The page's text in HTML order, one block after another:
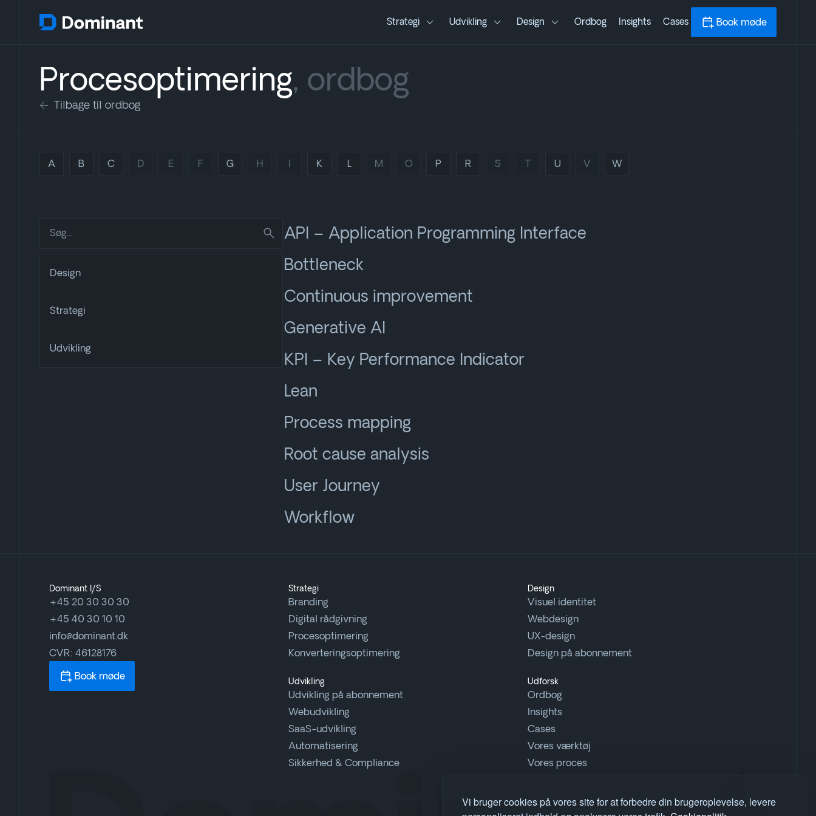
Vi bruger cookies på vores site for at forbedre din brugeroplevelse, levere
Strategi Udvikling Design Ordbog Insights Cases Book møde
Procesoptimering, ordbog
Tilbage til ordbog
A B C D E F G H I K L M O P R S T U V W
Design
Strategi
Udvikling
API – Application Programming Interface
Bottleneck
Continuous improvement
Generative AI
KPI – Key Performance Indicator
Lean
Process mapping
Root cause analysis
User Journey
Workflow
Dominant I/S
+45 20 30 30 30
+45 40 30 10 10
info@dominant.dk
CVR: 46128176
Book møde
Strategi
Branding
Digital rådgivning
Procesoptimering
Konverteringsoptimering
Udvikling
Udvikling på abonnement
Webudvikling
SaaS-udvikling
Automatisering
Sikkerhed & Compliance
Design
Visuel identitet
Webdesign
UX-design
Design på abonnement
Udforsk
Ordbog
Insights
Cases
Vores værktøj
Vores proces